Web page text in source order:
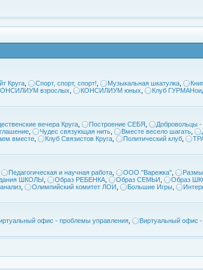
Круга Спорт, спорт, спорт! Музыкальная шкатулка
взрослых КОНСИЛИУМ юных Клуб
вечера Круга Построение СЕБЯ
Добровольцы -
Чудес связующая нить Вместе весело шагать
вместе Клуб Связистов Круга Политический клуб
Педагогическая и научная работа ООО "Варежка"
ШКОЛЫ Образ РЕБЕНКА Образ СЕМЬИ
Образ
Олимпийский комитет ЛОИ Большие Игры
офис - проблемы управления
Виртуальный офис -